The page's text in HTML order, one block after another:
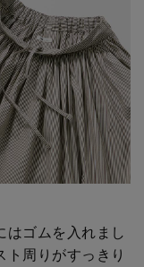
はゴムを入れまし
周りがすっきり